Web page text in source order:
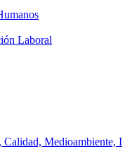
Laboral
Calidad, Medioambiente, I